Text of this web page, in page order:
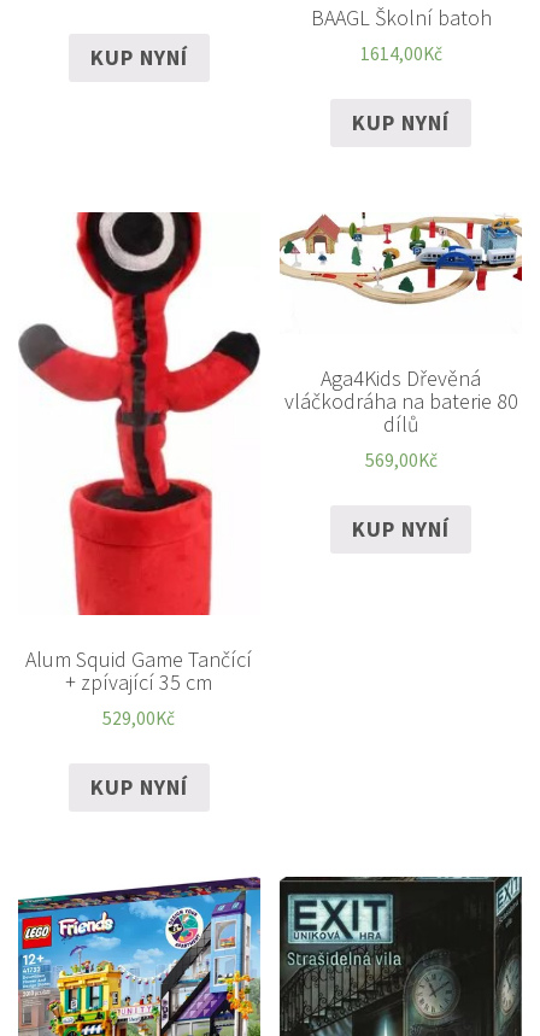
KUP NYNÍ
BAAGL Školní batoh
1614,00Kč
KUP NYNÍ
Alum Squid Game Tančící
+ zpívající 35 cm
529,00Kč
KUP NYNÍ
Aga4Kids Dřevěná
vláčkodráha na baterie 80
dílů
569,00Kč
KUP NYNÍ